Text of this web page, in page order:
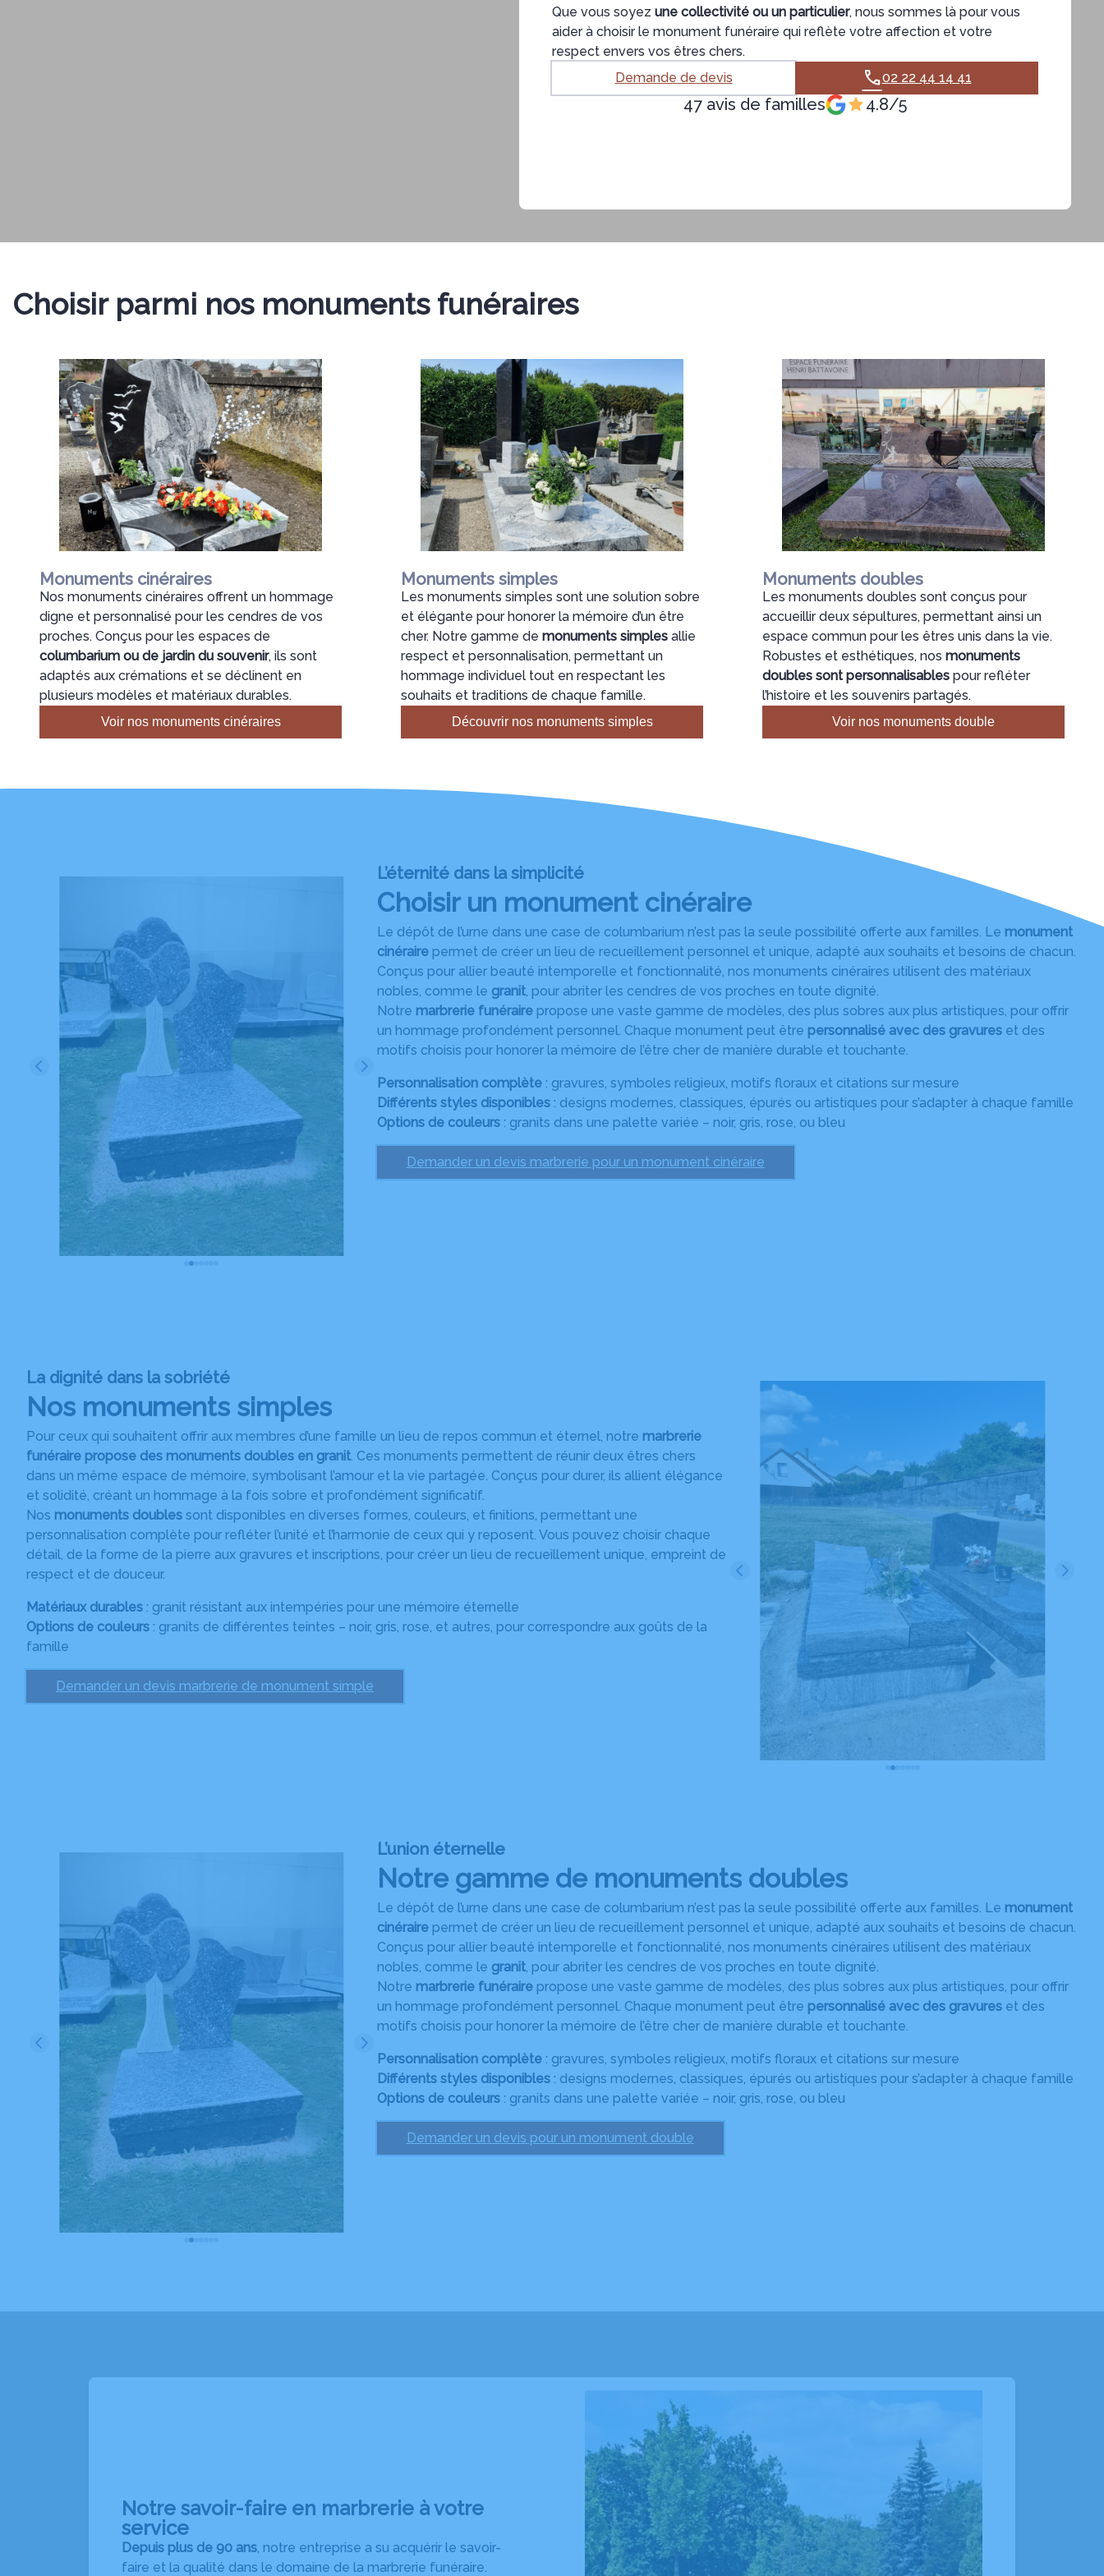
Que vous soyez une collectivité ou un particulier, nous sommes là pour vous
aider à choisir le monument funéraire qui reflète votre affection et votre
respect envers vos êtres chers.
Demande de devis
02 22 44 14 41
47 avis de familles 4.8/5
Choisir parmi nos monuments funéraires
Monuments cinéraires
Nos monuments cinéraires offrent un hommage
digne et personnalisé pour les cendres de vos
proches. Conçus pour les espaces de
columbarium ou de jardin du souvenir, ils sont
adaptés aux crémations et se déclinent en
plusieurs modèles et matériaux durables.
Voir nos monuments cinéraires
Monuments simples
Les monuments simples sont une solution sobre
et élégante pour honorer la mémoire d’un être
cher. Notre gamme de monuments simples allie
respect et personnalisation, permettant un
hommage individuel tout en respectant les
souhaits et traditions de chaque famille.
Découvrir nos monuments simples
Monuments doubles
Les monuments doubles sont conçus pour
accueillir deux sépultures, permettant ainsi un
espace commun pour les êtres unis dans la vie.
Robustes et esthétiques, nos monuments
doubles sont personnalisables pour refléter
l’histoire et les souvenirs partagés.
Voir nos monuments double
L’éternité dans la simplicité
Choisir un monument cinéraire
Le dépôt de l’urne dans une case de columbarium n’est pas la seule possibilité offerte aux familles. Le monument
cinérairepermet de créer un lieu de recueillement personnel et unique, adapté aux souhaits et besoins de chacun.
Conçus pour allier beauté intemporelle et fonctionnalité, nos monuments cinéraires utilisent des matériaux
nobles, comme le granit, pour abriter les cendres de vos proches en toute dignité.
Notre marbrerie funérairepropose une vaste gamme de modèles, des plus sobres aux plus artistiques, pour offrir
un hommage profondément personnel. Chaque monument peut être personnalisé avec des gravureset des
motifs choisis pour honorer la mémoire de l’être cher de manière durable et touchante.
Personnalisation complète: gravures, symboles religieux, motifs floraux et citations sur mesure
Différents styles disponibles: designs modernes, classiques, épurés ou artistiques pour s’adapter à chaque famille
Options de couleurs: granits dans une palette variée – noir, gris, rose, ou bleu
Demander un devis marbrerie pour un monument cinéraire
La dignité dans la sobriété
Nos monuments simples
Pour ceux qui souhaitent offrir aux membres d’une famille un lieu de repos commun et éternel, notre marbrerie
funéraire propose des monuments doubles en granit. Ces monuments permettent de réunir deux êtres chers
dans un même espace de mémoire, symbolisant l’amour et la vie partagée. Conçus pour durer, ils allient élégance
et solidité, créant un hommage à la fois sobre et profondément significatif.
Nos monuments doubles sont disponibles en diverses formes, couleurs, et finitions, permettant une
personnalisation complète pour refléter l’unité et l’harmonie de ceux qui y reposent. Vous pouvez choisir chaque
détail, de la forme de la pierre aux gravures et inscriptions, pour créer un lieu de recueillement unique, empreint de
respect et de douceur.
Matériaux durables : granit résistant aux intempéries pour une mémoire éternelle
Options de couleurs : granits de différentes teintes – noir, gris, rose, et autres, pour correspondre aux goûts de la
famille
Demander un devis marbrerie de monument simple
L’union éternelle
Notre gamme de monuments doubles
Le dépôt de l’urne dans une case de columbarium n’est pas la seule possibilité offerte aux familles. Le monument
cinérairepermet de créer un lieu de recueillement personnel et unique, adapté aux souhaits et besoins de chacun.
Conçus pour allier beauté intemporelle et fonctionnalité, nos monuments cinéraires utilisent des matériaux
nobles, comme le granit, pour abriter les cendres de vos proches en toute dignité.
Notre marbrerie funérairepropose une vaste gamme de modèles, des plus sobres aux plus artistiques, pour offrir
un hommage profondément personnel. Chaque monument peut être personnalisé avec des gravureset des
motifs choisis pour honorer la mémoire de l’être cher de manière durable et touchante.
Personnalisation complète: gravures, symboles religieux, motifs floraux et citations sur mesure
Différents styles disponibles: designs modernes, classiques, épurés ou artistiques pour s’adapter à chaque famille
Options de couleurs: granits dans une palette variée – noir, gris, rose, ou bleu
Demander un devis pour un monument double
Notre savoir-faire en marbrerie à votre
service
Depuis plus de 90 ans , notre entreprise a su acquérir le savoir-
faire et la qualité dans le domaine de la marbrerie funéraire.